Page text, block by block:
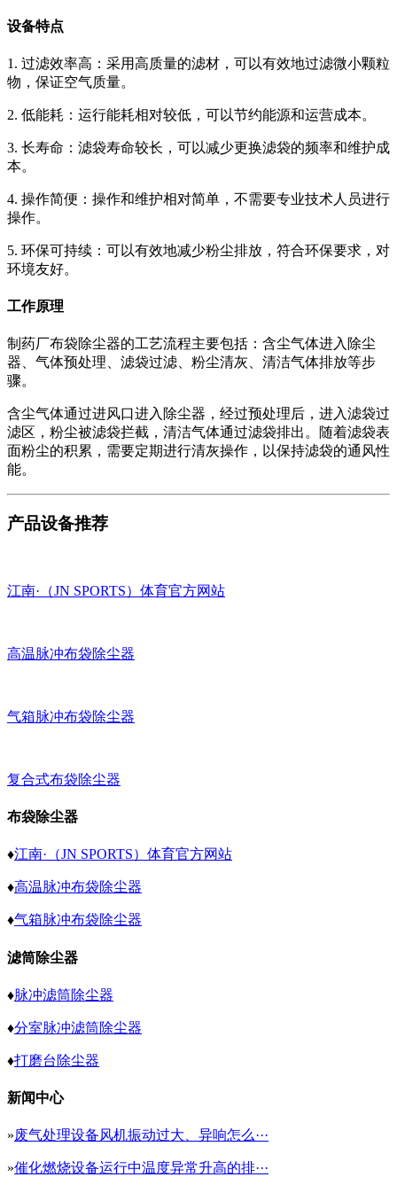
设备特点
1. 过滤效率高：采用高质量的滤材，可以有效地过滤微小颗粒
物，保证空气质量。
2. 低能耗：运行能耗相对较低，可以节约能源和运营成本。
3. 长寿命：滤袋寿命较长，可以减少更换滤袋的频率和维护成
本。
4. 操作简便：操作和维护相对简单，不需要专业技术人员进行
操作。
5. 环保可持续：可以有效地减少粉尘排放，符合环保要求，对
环境友好。
工作原理
制药厂布袋除尘器的工艺流程主要包括：含尘气体进入除尘
器、气体预处理、滤袋过滤、粉尘清灰、清洁气体排放等步
骤。
含尘气体通过进风口进入除尘器，经过预处理后，进入滤袋过
滤区，粉尘被滤袋拦截，清洁气体通过滤袋排出。随着滤袋表
面粉尘的积累，需要定期进行清灰操作，以保持滤袋的通风性
能。
产品设备推荐
江南·（JN SPORTS）体育官方网站
高温脉冲布袋除尘器
气箱脉冲布袋除尘器
复合式布袋除尘器
布袋除尘器
♦江南·（JN SPORTS）体育官方网站
♦高温脉冲布袋除尘器
♦气箱脉冲布袋除尘器
滤筒除尘器
♦脉冲滤筒除尘器
♦分室脉冲滤筒除尘器
♦打磨台除尘器
新闻中心
»废气处理设备风机振动过大、异响怎么···
»催化燃烧设备运行中温度异常升高的排···